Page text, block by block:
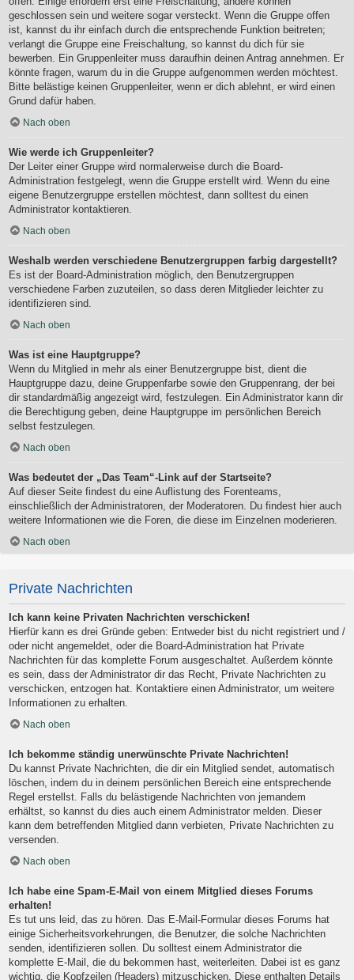
geschlossen sein und weitere sogar versteckt. Wenn die Gruppe offen
ist, kannst du ihr einfach durch die entsprechende Funktion beitreten;
verlangt die Gruppe eine Freischaltung, so kannst du dich für sie
bewerben. Ein Gruppenleiter muss daraufhin deinen Antrag annehmen. Er
könnte fragen, warum du in die Gruppe aufgenommen werden möchtest.
Bitte belästige keinen Gruppenleiter, wenn er dich ablehnt, er wird einen
Grund dafür haben.
Nach oben
Wie werde ich Gruppenleiter?
Der Leiter einer Gruppe wird normalerweise durch die Board-
Administration festgelegt, wenn die Gruppe erstellt wird. Wenn du eine
eigene Benutzergruppe erstellen möchtest, dann solltest du einen
Administrator kontaktieren.
Nach oben
Weshalb werden verschiedene Benutzergruppen farbig dargestellt?
Es ist der Board-Administration möglich, den Benutzergruppen
verschiedene Farben zuzuteilen, so dass deren Mitglieder leichter zu
identifizieren sind.
Nach oben
Was ist eine Hauptgruppe?
Wenn du Mitglied in mehr als einer Benutzergruppe bist, dient die
Hauptgruppe dazu, deine Gruppenfarbe sowie den Gruppenrang, der bei
dir standardmäßig angezeigt wird, festzulegen. Ein Administrator kann dir
die Berechtigung geben, deine Hauptgruppe im persönlichen Bereich
selbst festzulegen.
Nach oben
Was bedeutet der „Das Team“-Link auf der Startseite?
Auf dieser Seite findest du eine Auflistung des Forenteams,
einschließlich der Administratoren, der Moderatoren. Du findest hier auch
weitere Informationen wie die Foren, die diese im Einzelnen moderieren.
Nach oben
Private Nachrichten
Ich kann keine Privaten Nachrichten verschicken!
Hierfür kann es drei Gründe geben: Entweder bist du nicht registriert und /
oder nicht angemeldet, oder die Board-Administration hat Private
Nachrichten für das komplette Forum ausgeschaltet. Außerdem könnte
es sein, dass der Administrator dir das Recht, Private Nachrichten zu
verschicken, entzogen hat. Kontaktiere einen Administrator, um weitere
Informationen zu erhalten.
Nach oben
Ich bekomme ständig unerwünschte Private Nachrichten!
Du kannst Private Nachrichten, die dir ein Mitglied sendet, automatisch
löschen, indem du in deinem persönlichen Bereich eine entsprechende
Regel erstellst. Falls du belästigende Nachrichten von jemandem
erhältst, so kannst du dies auch einem Administrator melden. Dieser
kann dem betreffenden Mitglied dann verbieten, Private Nachrichten zu
versenden.
Nach oben
Ich habe eine Spam-E-Mail von einem Mitglied dieses Forums
erhalten!
Es tut uns leid, das zu hören. Das E-Mail-Formular dieses Forums hat
einige Sicherheitsvorkehrungen, die Benutzer, die solche Nachrichten
senden, identifizieren sollen. Du solltest einem Administrator die
komplette E-Mail, die du bekommen hast, weiterleiten. Dabei ist es ganz
wichtig, die Kopfzeilen (Headers) mitzuschicken. Diese enthalten Details